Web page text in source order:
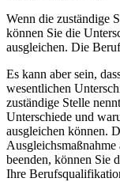
Wenn die zuständige
können Sie die
ausgleichen. Die
Es kann aber sein,
wesentlichen
zuständige Stelle
Unterschiede und
ausgleichen können.
beenden, können Sie
Ihre